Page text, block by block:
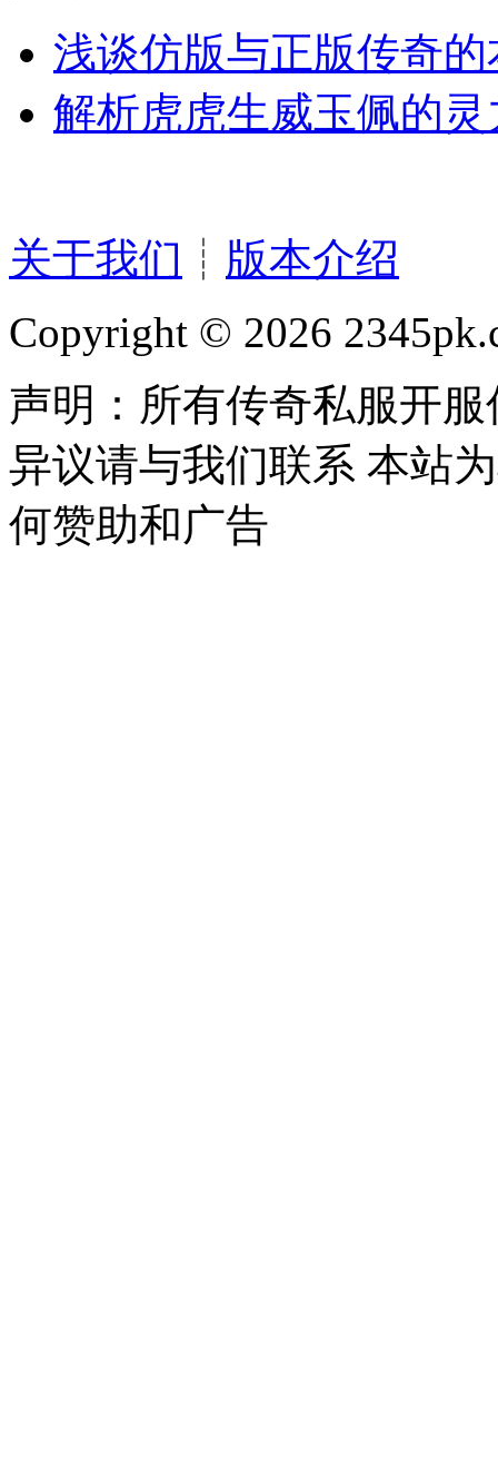
浅谈仿版与正版传奇
解析虎虎生威玉佩的灵
关于我们 ┊ 版本介绍
Copyright © 2026
声明：所有传奇私服开
异议请与我们联系 本站
何赞助和广告